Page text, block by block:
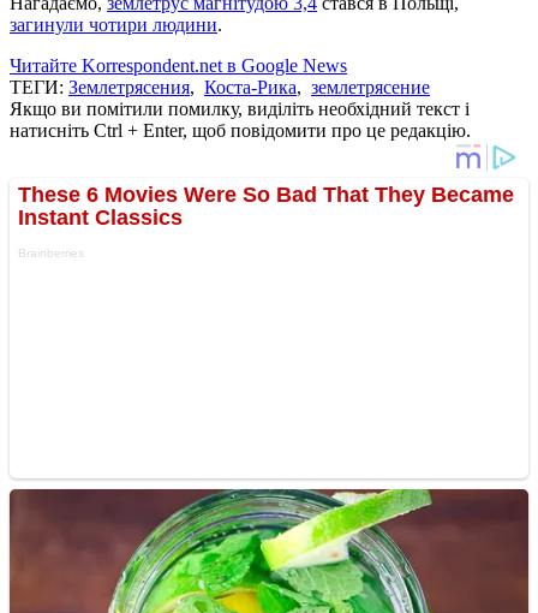
загинули чотири людини.
Читайте Korrespondent.net в Google News
ТЕГИ: Землетрясения, Коста-Рика, землетрясение
Якщо ви помітили помилку, виділіть необхідний текст і
натисніть Ctrl + Enter, щоб повідомити про це редакцію.